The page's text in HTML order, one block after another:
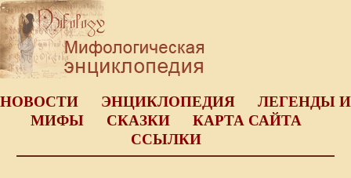
НОВОСТИ ЭНЦИКЛОПЕДИЯ
ЛЕГЕНДЫ И
МИФЫ
СКАЗКИ
КАРТА САЙТА
ССЫЛКИ